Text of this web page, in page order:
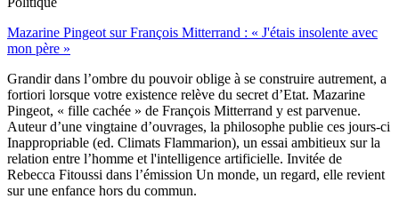
Mazarine Pingeot sur François Mitterrand : « J'étais insolente avec
mon père »
Grandir dans l’ombre du pouvoir oblige à se construire autrement, a
fortiori lorsque votre existence relève du secret d’Etat. Mazarine
Pingeot, « fille cachée » de François Mitterrand y est parvenue.
Auteur d’une vingtaine d’ouvrages, la philosophe publie ces jours-ci
Inappropriable (ed. Climats Flammarion), un essai ambitieux sur la
relation entre l’homme et l'intelligence artificielle. Invitée de
Rebecca Fitoussi dans l’émission Un monde, un regard, elle revient
sur une enfance hors du commun.